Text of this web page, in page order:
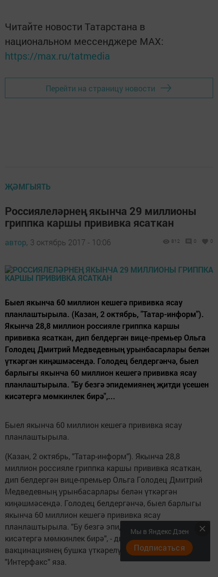
Читайте новости Татарстана в
национальном мессенджере MАХ:
https://max.ru/tatmedia
Перейти на страницу новости
ҖӘМГЫЯТЬ
Россиялеләрнең якынча 29 миллионы
гриппка каршы прививка ясаткан
автор, 3 октябрь 2017 - 10:06 812 0 0
Быел якынча 60 миллион кешегә прививка ясау
планлаштырыла. (Казан, 2 октябрь, "Татар-информ").
Якынча 28,8 миллион россияле гриппка каршы
прививка ясаткан, дип белдергән вице-премьер Ольга
Голодец Дмитрий Медведевның урынбасарлары белән
үткәргән киңәшмәсендә. Голодец белдергәнчә, быел
барлыгы якынча 60 миллион кешегә прививка ясау
планлаштырыла. "Бу безгә эпидемиянең җитди үсешен
кисәтергә мөмкинлек бирә",...
Быел якынча 60 миллион кешегә прививка ясау
планлаштырыла.
(Казан, 2 октябрь, "Татар-информ"). Якынча 28,8
миллион россияле гриппка каршы прививка ясаткан,
дип белдергән вице-премьер Ольга Голодец Дмитрий
Медведевның урынбасарлары белән үткәргән
киңәшмәсендә. Голодец белдергәнчә, быел барлыгы
якынча 60 миллион кешегә прививка ясау
планлаштырыла. "Бу безгә эпидемиянең җитди үсешен
кисәтергә мөмкинлек бирә", - ди вице-премьер һәм
вакцинациянең бушка үткәрелүен билгеләгән. Бу хакта
"Интерфакс" яза.
Мы в Яндекс Дзен
Подписаться